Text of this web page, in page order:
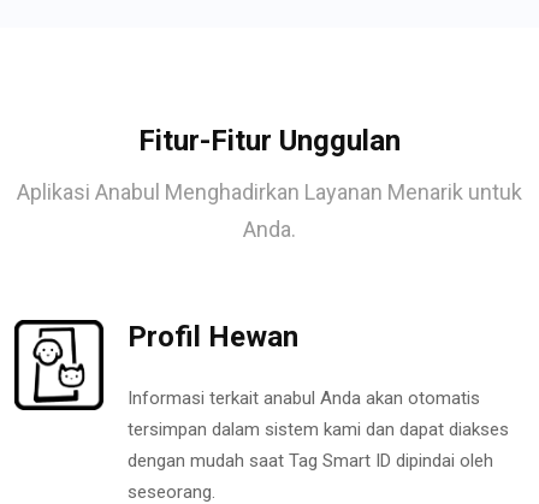
Fitur-Fitur Unggulan
Aplikasi Anabul Menghadirkan Layanan Menarik untuk
Anda.
Profil Hewan
Informasi terkait anabul Anda akan otomatis
tersimpan dalam sistem kami dan dapat diakses
dengan mudah saat Tag Smart ID dipindai oleh
seseorang.